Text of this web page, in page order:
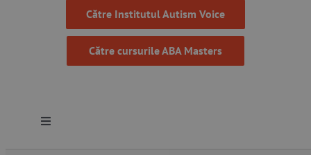
Către Institutul Autism Voice
Către cursurile ABA Masters
Toggle